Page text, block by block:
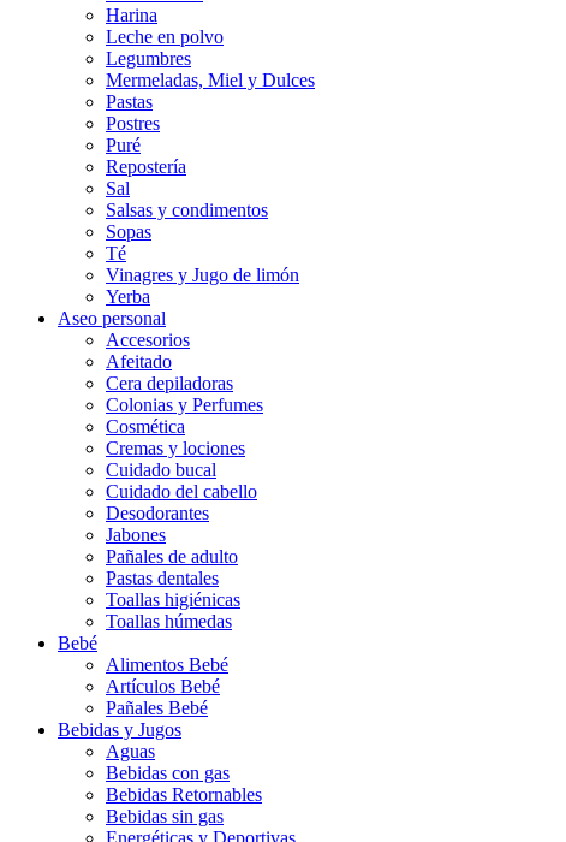
Harina
Leche en polvo
Legumbres
Mermeladas, Miel y Dulces
Pastas
Postres
Puré
Repostería
Sal
Salsas y condimentos
Sopas
Té
Vinagres y Jugo de limón
Yerba
Aseo personal
Accesorios
Afeitado
Cera depiladoras
Colonias y Perfumes
Cosmética
Cremas y lociones
Cuidado bucal
Cuidado del cabello
Desodorantes
Jabones
Pañales de adulto
Pastas dentales
Toallas higiénicas
Toallas húmedas
Bebé
Alimentos Bebé
Artículos Bebé
Pañales Bebé
Bebidas y Jugos
Aguas
Bebidas con gas
Bebidas Retornables
Bebidas sin gas
Energéticas y Deportivas